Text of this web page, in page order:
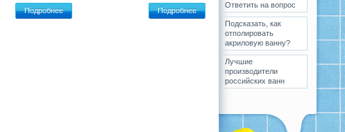
Подробнее Подробнее
Ответить на вопрос
Подсказать, как
отполировать
акриловую ванну?
Лучшие
производители
российских ванн